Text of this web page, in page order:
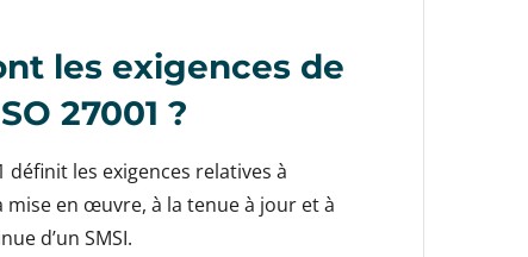
les exigences de
27001 ?
définit les exigences relatives à
mise en œuvre, à la tenue à jour et à
d’un SMSI.